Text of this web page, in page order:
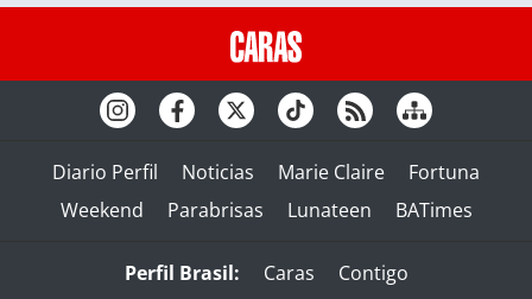
Diario Perfil Noticias Marie Claire
Fortuna
Weekend
Parabrisas Lunateen BATimes
Perfil Brasil: Caras
Contigo